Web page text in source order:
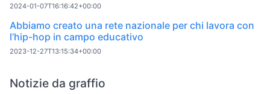
2024-01-07T16:16:42+00:00
Abbiamo creato una rete nazionale per chi lavora con
l’hip-hop in campo educativo
2023-12-27T13:15:34+00:00
Notizie da graffio